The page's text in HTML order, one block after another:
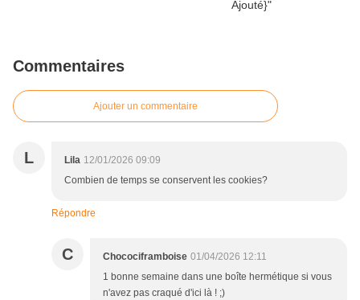
Commentaires
Ajouter un commentaire
L Lila 12/01/2026 09:09
Combien de temps se conservent les cookies?
Répondre
C Chocociframboise 01/04/2026 12:11
1 bonne semaine dans une boîte hermétique si vous
n'avez pas craqué d'ici là ! ;)